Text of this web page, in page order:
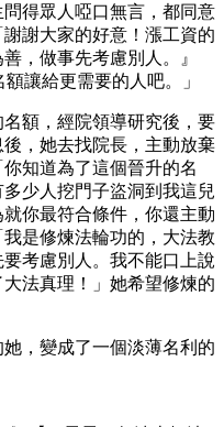
得眾人啞口無言，都同意
謝大家的好意！漲工資的
，做事先考慮別人。』
讓給更需要的人吧。」
額，經院領導研究後，要
，她去找院長，主動放棄
知道為了這個晉升的名
少人挖門子盜洞到我這兒
你最符合條件，你還主動
是修煉法輪功的，大法教
考慮別人。我不能口上說
法真理！」她希望修煉的
，變成了一個淡薄名利的